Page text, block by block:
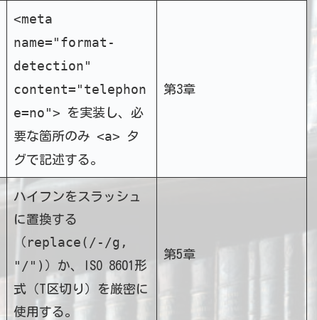
<meta
name="format-
detection"
content="telephon
e=no"> を実装し、必
要な箇所のみ <a> タ
グで記述する。
第3章
ハイフンをスラッシュ
に置換する
（ replace(/-/g,
"/") ）か、ISO 8601形
式（T区切り）を厳密に
使用する。
第5章